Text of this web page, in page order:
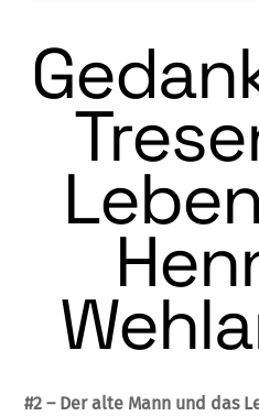
#2 – Der alte Mann und das